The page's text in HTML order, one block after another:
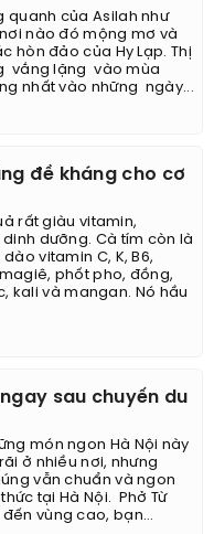
quanh của Asilah như
nào đó mộng mơ và
hòn đảo của Hy Lạp. Thị
vắng lặng vào mùa
nhất vào những ngày...
đề kháng cho cơ
rất giàu vitamin,
dưỡng. Cà tím còn là
vitamin C, K, B6,
phốt pho, đồng,
kali và mangan. Nó hầu
sau chuyến du
món ngon Hà Nội này
ở nhiều nơi, nhưng
vẫn chuẩn và ngon
tại Hà Nội. ​ Phở Từ
vùng cao, bạn...